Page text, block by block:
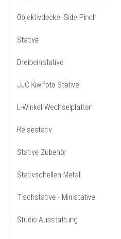
Objektivdeckel Side Pinch
Stative
Dreibeinstative
JJC Kiwifoto Stative
L-Winkel Wechselplatten
Reisestativ
Stative Zubehör
Stativschellen Metall
Tischstative - Ministative
Studio Ausstattung